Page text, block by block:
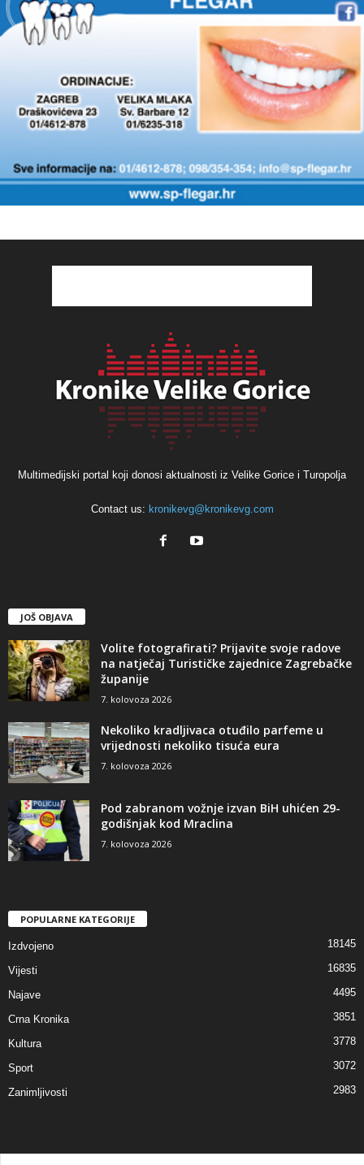
Multimedijski portal koji donosi aktualnosti iz Velike Gorice i Turopolja
Contact us: kronikevg@kronikevg.com
JOŠ OBJAVA
Volite fotografirati? Prijavite svoje radove
na natječaj Turističke zajednice Zagrebačke
županije
7. kolovoza 2026
Nekoliko kradljivaca otuđilo parfeme u
vrijednosti nekoliko tisuća eura
7. kolovoza 2026
Pod zabranom vožnje izvan BiH uhićen 29-
godišnjak kod Mraclina
7. kolovoza 2026
POPULARNE KATEGORIJE
Izdvojeno 18145
Vijesti 16835
Najave 4495
Crna Kronika 3851
Kultura 3778
Sport 3072
Zanimljivosti 2983